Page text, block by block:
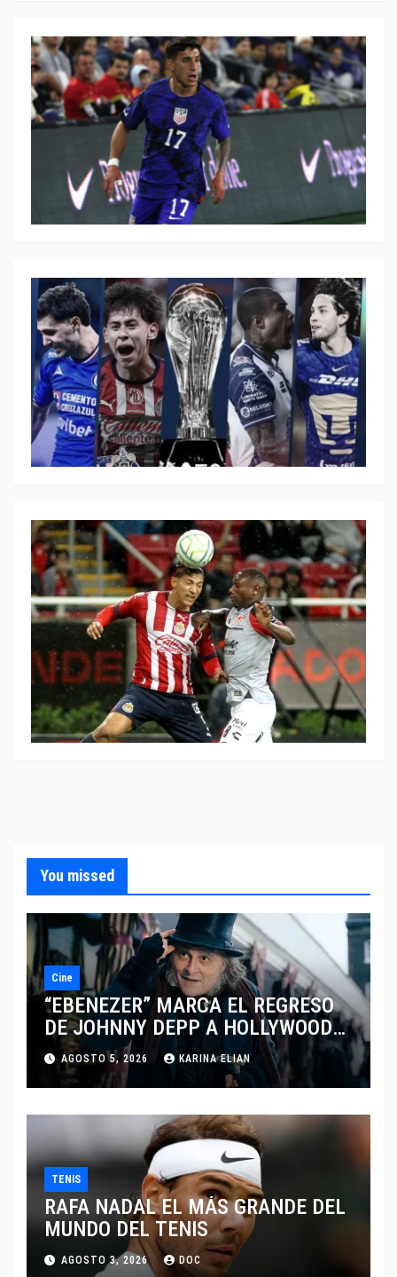
You missed
Cine
“EBENEZER” MARCA EL REGRESO
DE JOHNNY DEPP A HOLLYWOOD
TRAS SU PASO POR EL CINE
INDEPENDIENTE EUROPEO
AGOSTO 5, 2026 KARINA ELIAN
TENIS
RAFA NADAL EL MÁS GRANDE DEL
MUNDO DEL TENIS
AGOSTO 3, 2026 DOC